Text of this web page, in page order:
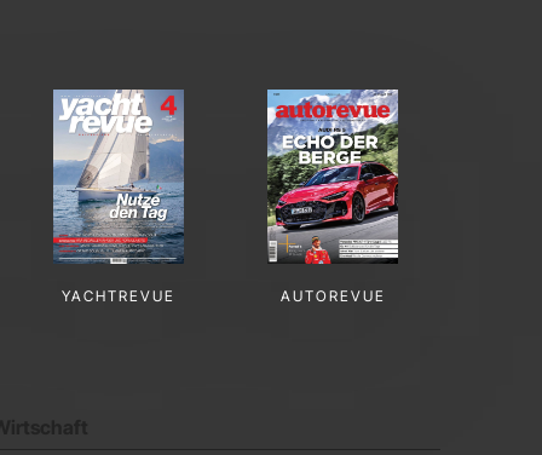
YACHTREVUE AUTOREVUE